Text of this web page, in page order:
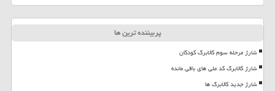
پربیننده ترین ها
شارژ مرحله سوم کالابرگ کودکان
شارژ کالابرگ کد ملی های باقی مانده
شارژ جدید کالابرگ ها